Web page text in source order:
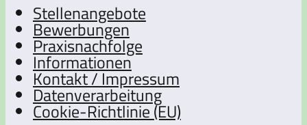
Stellenangebote
Bewerbungen
Praxisnachfolge
Informationen
Kontakt / Impressum
Datenverarbeitung
Cookie-Richtlinie (EU)